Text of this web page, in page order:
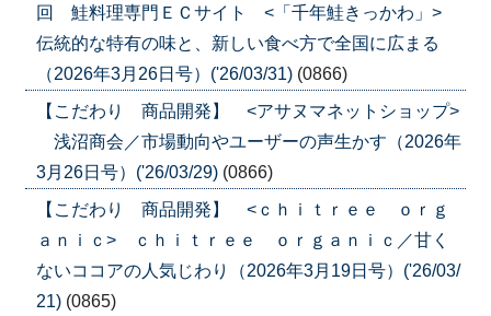
回 鮭料理専門ＥＣサイト <「千年鮭きっかわ」>
伝統的な特有の味と、新しい食べ方で全国に広まる
（2026年3月26日号）('26/03/31) (0866)
【こだわり 商品開発】 <アサヌマネットショップ>
浅沼商会／市場動向やユーザーの声生かす（2026年
3月26日号）('26/03/29) (0866)
【こだわり 商品開発】 <ｃｈｉｔｒｅｅ ｏｒｇ
ａｎｉｃ> ｃｈｉｔｒｅｅ ｏｒｇａｎｉｃ／甘く
ないココアの人気じわり（2026年3月19日号）('26/03/
21) (0865)